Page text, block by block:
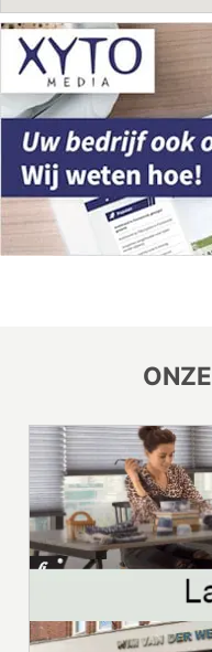
ONZE